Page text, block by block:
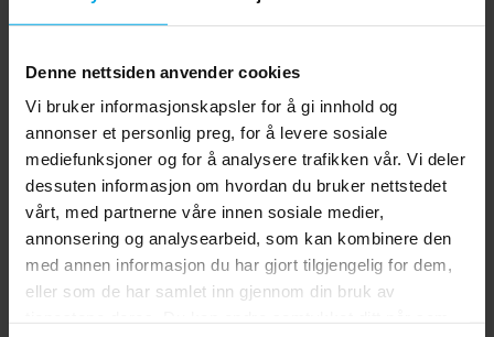
Denne nettsiden anvender cookies
Vi bruker informasjonskapsler for å gi innhold og
annonser et personlig preg, for å levere sosiale
mediefunksjoner og for å analysere trafikken vår. Vi deler
dessuten informasjon om hvordan du bruker nettstedet
vårt, med partnerne våre innen sosiale medier,
annonsering og analysearbeid, som kan kombinere den
med annen informasjon du har gjort tilgjengelig for dem,
eller som de har samlet inn gjennom din bruk av